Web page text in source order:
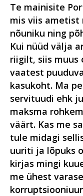
Te mainisite
mis viis
nõuniku ning
Kui nüüd välja
riigilt, siis muus
vaatest
kasukoht. Ma
servituudi ehk
maksma
väärt. Kas me
tule midagi
uuriti ja lõpuks
kirjas mingi
me ühest